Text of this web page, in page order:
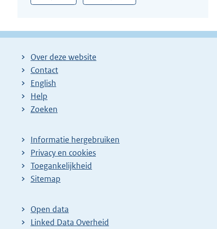
Over deze website
Contact
English
Help
Zoeken
Informatie hergebruiken
Privacy en cookies
Toegankelijkheid
Sitemap
Open data
Linked Data Overheid